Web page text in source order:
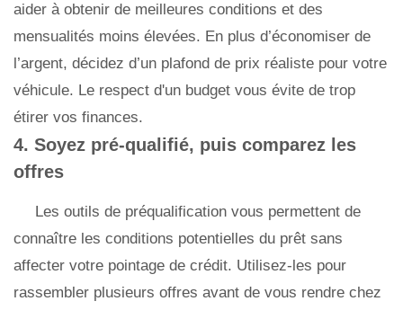
aider à obtenir de meilleures conditions et des
mensualités moins élevées. En plus d’économiser de
l’argent, décidez d’un plafond de prix réaliste pour votre
véhicule. Le respect d'un budget vous évite de trop
étirer vos finances.
4. Soyez pré-qualifié, puis comparez les
offres
Les outils de préqualification vous permettent de
connaître les conditions potentielles du prêt sans
affecter votre pointage de crédit. Utilisez-les pour
rassembler plusieurs offres avant de vous rendre chez